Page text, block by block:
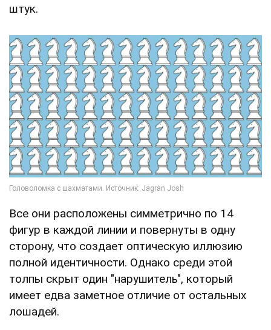
штук.
Все они расположены симметрично по 14
фигур в каждой линии и повернуты в одну
сторону, что создает оптическую иллюзию
полной идентичности. Однако среди этой
толпы скрыт один "нарушитель", который
имеет едва заметное отличие от остальных
лошадей.